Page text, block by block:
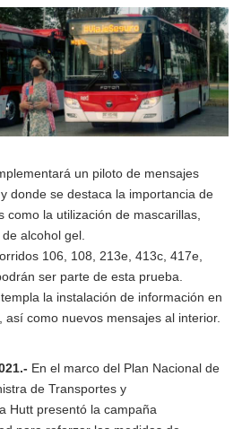
un piloto de mensajes
donde se destaca la importancia de
como la utilización de mascarillas,
alcohol gel.
106, 108, 213e, 413c, 417e,
ser parte de esta prueba.
la instalación de información en
como nuevos mensajes al interior.
En el marco del Plan Nacional de
de Transportes y
Hutt presentó la campaña